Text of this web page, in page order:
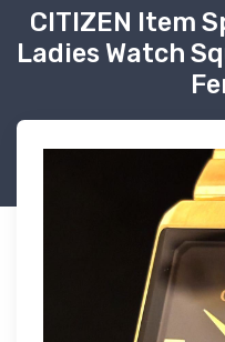
CITIZEN Item
Ladies Watch